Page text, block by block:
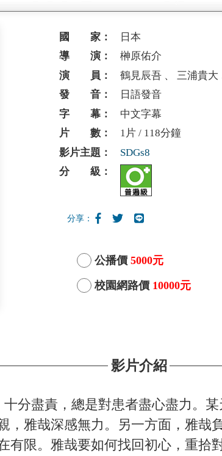
國 家：
日本
導 演：
榊原佑介
演 員：
鶴見辰吾 、 三浦貴大
發 音：
日語發音
字 幕：
中文字幕
片 數：
1片 / 118分鐘
影片主題：
SDGs8
分 級：
分享：
公播價 5000元
校園網路價 10000元
影片介紹
分盡責，總是對患者盡心盡力。
，雅哉深感無力。另一方面，雅哉
有限。雅哉要如何找回初心，重拾